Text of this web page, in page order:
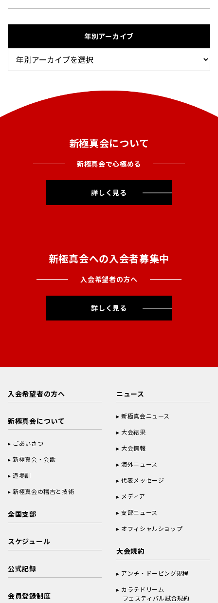
年別アーカイブ
新極真会について
新極真会で心極める
詳しく見る
新極真会への入会者募集中
入会希望者の方へ
詳しく見る
入会希望者の方へ
新極真会について
ごあいさつ
新極真会・会歌
道場訓
新極真会の稽古と技術
全国支部
スケジュール
公式記録
会員登録制度
ニュース
新極真会ニュース
大会結果
大会情報
海外ニュース
代表メッセージ
メディア
支部ニュース
オフィシャルショップ
大会規約
アンチ・ドーピング規程
カラテドリーム
フェスティバル試合規約